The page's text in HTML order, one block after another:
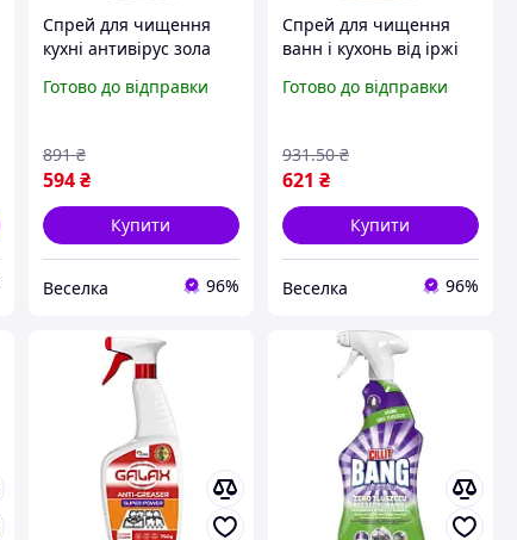
Спрей для чищення
кухні антивірус зола
керамічних скляних
BROWN
Готово до відправки
594 ₴
891 ₴
Купити
Веселка 96%
Спрей для чищення
ванн і кухонь від іржі
л для ефективного
SPICY
Готово до відправки
621 ₴
931.50 ₴
Купити
Веселка 96%